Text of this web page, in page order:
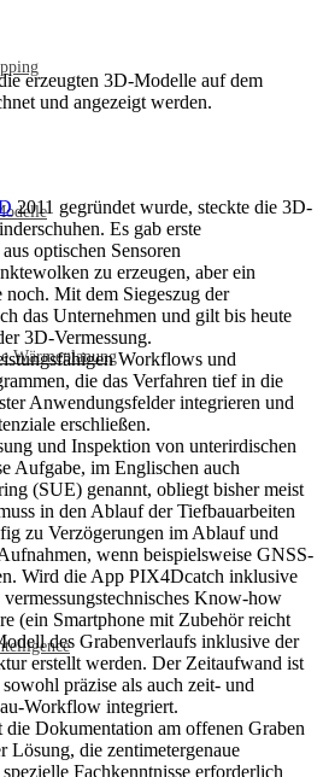
Wärmeplanung
erzeugten 3D-Modelle auf dem
und angezeigt werden.
2011 gegründet wurde, steckte die 3D-
Es gab erste
optischen Sensoren
zu erzeugen, aber ein
Mit dem Siegeszug der
das Unternehmen und gilt bis heute
3D-Vermessung.
Workflows und
die das Verfahren tief in die
Anwendungsfelder integrieren und
erschließen.
und Inspektion von unterirdischen
Aufgabe, im Englischen auch
(SUE) genannt, obliegt bisher meist
in den Ablauf der Tiefbauarbeiten
zu Verzögerungen im Ablauf und
wenn beispielsweise GNSS-
Wird die App PIX4Dcatch inklusive
Know-how
(ein Smartphone mit Zubehör reicht
des Grabenverlaufs inklusive der
erstellt werden. Der Zeitaufwand ist
präzise als auch zeit- und
Workflow integriert.
Dokumentation am offenen Graben
Lösung, die zentimetergenaue
Fachkenntnisse erforderlich